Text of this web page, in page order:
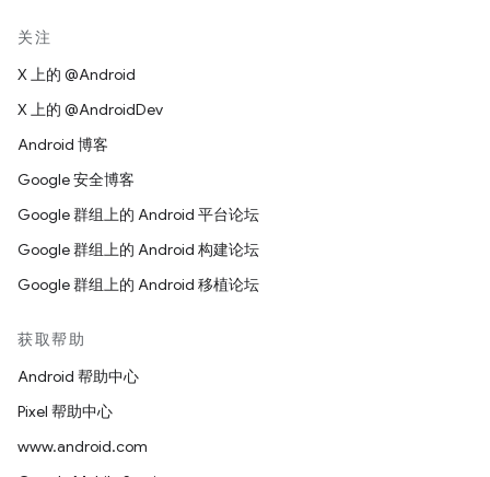
关注
X 上的 @Android
X 上的 @AndroidDev
Android 博客
Google 安全博客
Google 群组上的 Android 平台论坛
Google 群组上的 Android 构建论坛
Google 群组上的 Android 移植论坛
获取帮助
Android 帮助中心
Pixel 帮助中心
www.android.com